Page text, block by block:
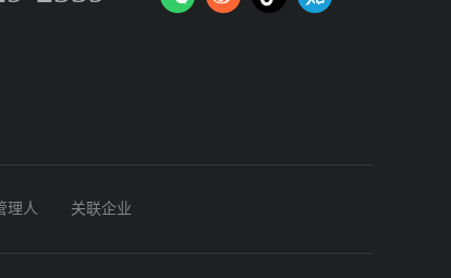
理人 关联企业